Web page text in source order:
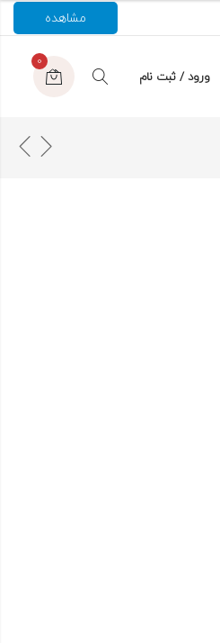
مشاهده
ورود / ثبت نام
0